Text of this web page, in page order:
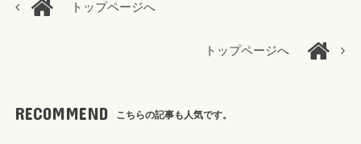
トップページへ
トップページへ
RECOMMEND こちらの記事も人気です。